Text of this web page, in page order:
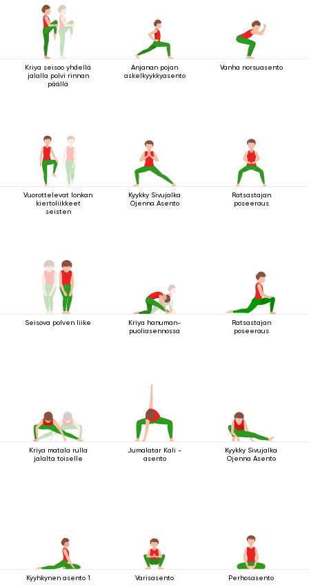
Kriya seisoo yhdellä
jalalla polvi rinnan
päällä
Anjanan pojan
askelkyykkyasento
Vanha norsuasento
Vuorottelevat lonkan
kiertoliikkeet
seisten
Kyykky Sivujalka
Ojenna Asento
Ratsastajan
poseeraus
Seisova polven liike
Kriya hanuman-
puoliasennossa
Ratsastajan
poseeraus
Kriya matala rulla
jalalta toiselle
Jumalatar Kali -
asento
Kyykky Sivujalka
Ojenna Asento
Kyyhkynen asento 1 Varisasento Perhosasento